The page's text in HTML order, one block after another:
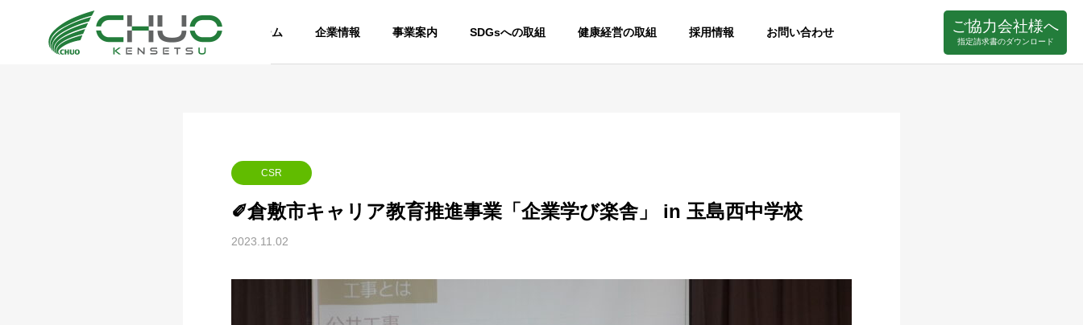
ホーム 企業情報 事業案内 SDGsへの取組 健康経営の取組 採用情報 お問い合わせ ご協力会社様へ
指定請求書のダウンロード
CSR
✐倉敷市キャリア教育推進事業「企業学び楽舎」 in 玉島西中学校
2023.11.02